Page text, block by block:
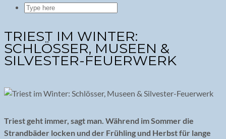
TRIEST IM WINTER:
SCHLÖSSER, MUSEEN &
SILVESTER-FEUERWERK
Triest geht immer, sagt man. Während im Sommer die
Strandbäder locken und der Frühling und Herbst für lange